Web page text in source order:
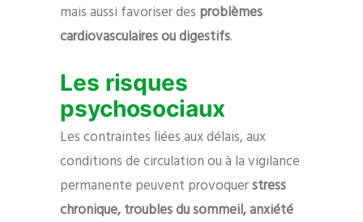
mais aussi favoriser des problèmes
cardiovasculaires ou digestifs.
Les risques
psychosociaux
Les contraintes liées aux délais, aux
conditions de circulation ou à la vigilance
permanente peuvent provoquerstress
chronique, troubles du sommeil, anxiété